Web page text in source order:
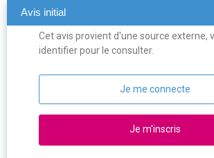
Avis initial
Cet avis provient d'une source externe,
identifier pour le consulter.
Je me connecte
Je m'inscris